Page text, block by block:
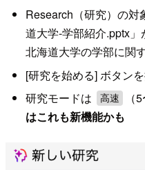
Research（研究）の対
道大学-学部紹介.pptx」
北海道大学の学部に関
[研究を始める] ボタン
研究モードは
高速
はこれも新機能かも